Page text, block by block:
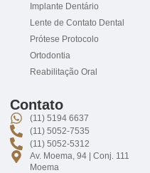
Implante Dentário
Lente de Contato Dental
Prótese Protocolo
Ortodontia
Reabilitação Oral
Contato
(11) 5194 6637
(11) 5052-7535
(11) 5052-5312
Av. Moema, 94 | Conj. 111
Moema